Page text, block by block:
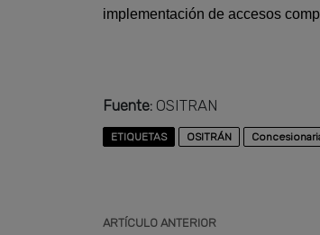
implementación de accesos
Fuente: OSITRAN
ETIQUETAS OSITRÁN
ARTÍCULO ANTERIOR